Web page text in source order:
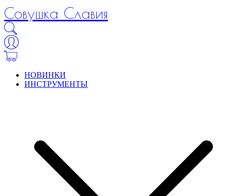
Совушка Славия
НОВИНКИ
ИНСТРУМЕНТЫ